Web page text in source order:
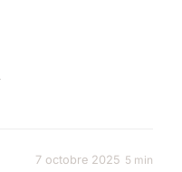
7 octobre 2025 5 min